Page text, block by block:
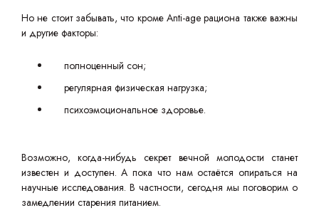
Но не стоит забывать, что кроме Anti-age рациона также важны
и другие факторы:
полноценный сон;
регулярная физическая нагрузка;
психоэмоциональное здоровье.
Возможно, когда-нибудь секрет вечной молодости станет
известен и доступен. А пока что нам остаётся опираться на
научные исследования. В частности, сегодня мы поговорим о
замедлении старения питанием.